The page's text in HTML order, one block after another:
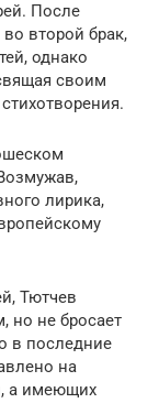
После
второй брак,
однако
своим
лирика,
Тютчев
но не бросает
в последние
на
а имеющих